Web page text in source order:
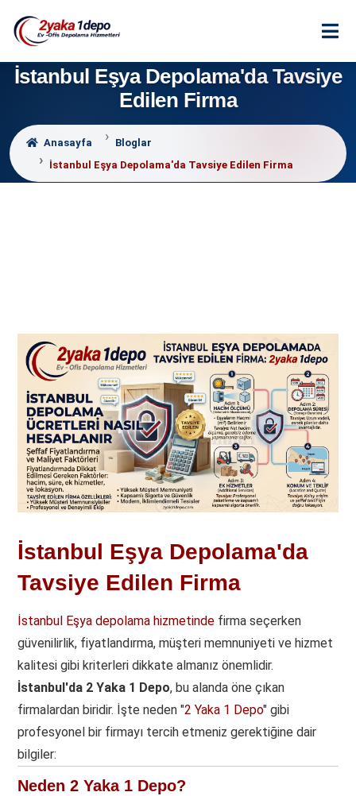
İstanbul Eşya Depolama'da Tavsiye
Edilen Firma
Anasayfa
Bloglar
İstanbul Eşya Depolama'da Tavsiye Edilen Firma
İstanbul Eşya Depolama'da
Tavsiye Edilen Firma
İstanbul Eşya depolama hizmetinde firma seçerken
güvenilirlik, fiyatlandırma, müşteri memnuniyeti ve hizmet
kalitesi gibi kriterleri dikkate almanız önemlidir.
İstanbul'da 2 Yaka 1 Depo, bu alanda öne çıkan
firmalardan biridir. İşte neden "2 Yaka 1 Depo" gibi
profesyonel bir firmayı tercih etmeniz gerektiğine dair
bilgiler:
Neden 2 Yaka 1 Depo?